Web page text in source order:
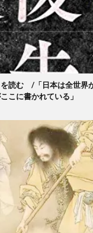
を読む /「日本は全世界
こに書かれている」